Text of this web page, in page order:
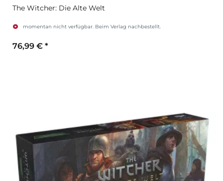
The Witcher: Die Alte Welt
momentan nicht verfügbar. Beim Verlag nachbestellt.
76,99 € *